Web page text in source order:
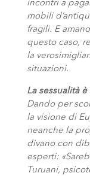
incontri a
mobili
fragili. E
questo caso,
la
situazioni.
La sessualità
Dando per
la visione di
neanche la
divano con
esperti:
Turuani,